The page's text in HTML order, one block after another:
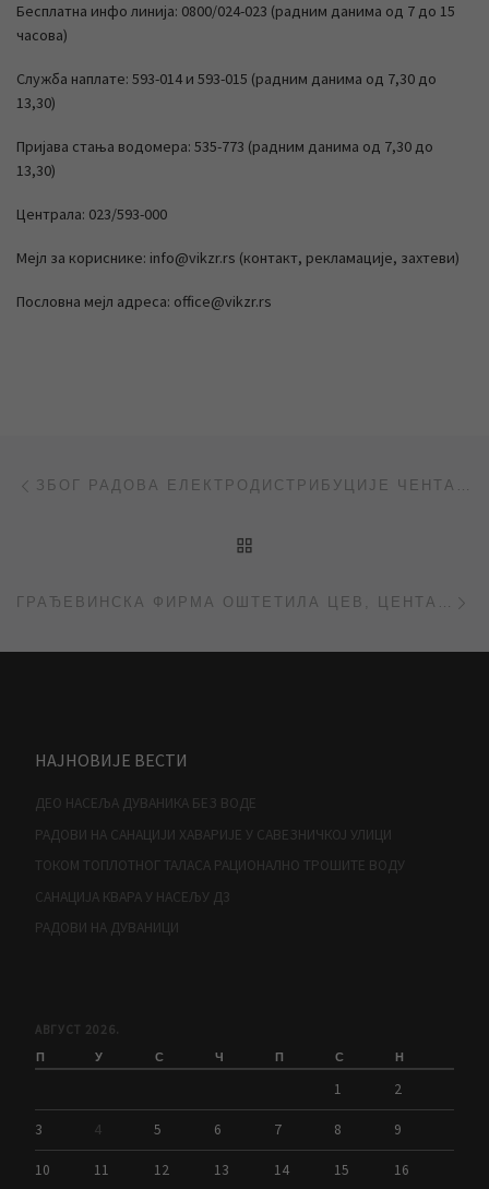
Бесплатна инфо линија: 0800/024-023 (радним данима од 7 до 15
часова)
Служба наплате: 593-014 и 593-015 (радним данима од 7,30 до
13,30)
Пријава стања водомера: 535-773 (радним данима од 7,30 до
13,30)
Централа: 023/593-000
Мејл за кориснике: info@vikzr.rs (контакт, рекламације, захтеви)
Пословна мејл адреса: office@vikzr.rs
Post navigation ЗБОГ РАДОВА ЕЛЕКТРОДИСТРИБУЦИЈЕ ЧЕНТА БЕЗ ВОДЕ
ГРАЂЕВИНСКА ФИРМА ОШТЕТИЛА ЦЕВ, ЦЕНТАР ГРАДА БЕЗ ВОДЕ
НАЈНОВИЈЕ ВЕСТИ
ДЕО НАСЕЉА ДУВАНИКА БЕЗ ВОДЕ
РАДОВИ НА САНАЦИЈИ ХАВАРИЈЕ У САВЕЗНИЧКОЈ УЛИЦИ
ТОКОМ ТОПЛОТНОГ ТАЛАСА РАЦИОНАЛНО ТРОШИТЕ ВОДУ
САНАЦИЈА КВАРА У НАСЕЉУ Д3
РАДОВИ НА ДУВАНИЦИ
АВГУСТ 2026.
П У С Ч П С Н
1 2
3 4 5 6 7 8 9
10 11 12 13 14 15 16